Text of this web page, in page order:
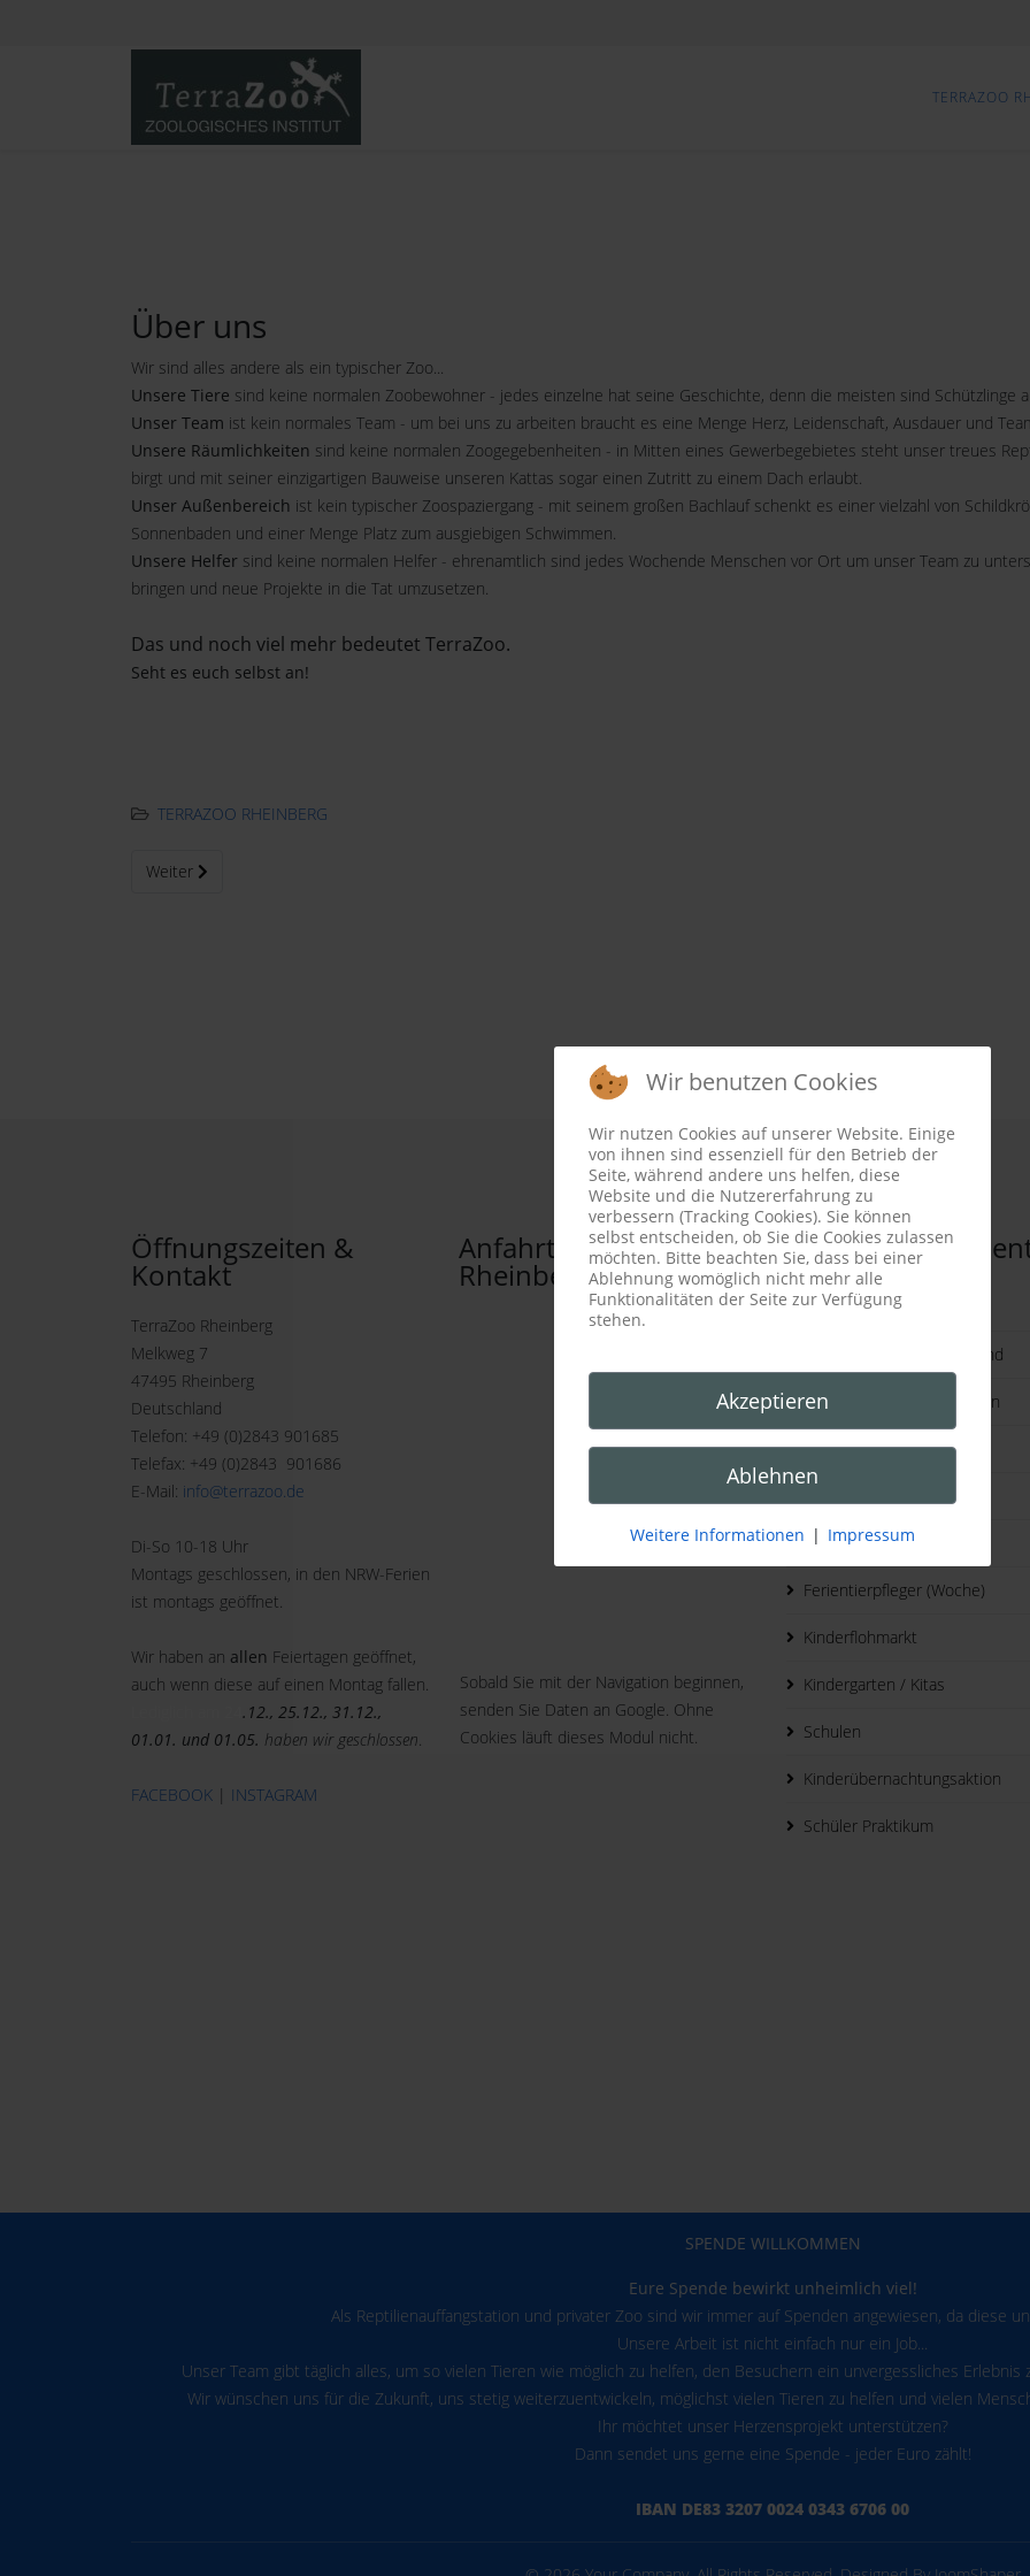
TERRAZOO
Über uns
Wir sind alles andere als ein typischer Zoo...
Unsere Tiere sind keine normalen Zoobewohner - jedes einzelne hat seine Geschichte, denn die meisten sind Schützlinge
Unser Team ist kein normales Team - um bei uns zu arbeiten braucht es eine Menge Herz, Leidenschaft, Ausdauer und
Unsere Räumlichkeiten sind keine normalen Zoogegebenheiten - in Mitten eines Gewerbegebietes steht unser treues
birgt und mit seiner einzigartigen Bauweise unseren Kattas sogar einen Zutritt zu einem Dach erlaubt.
Unser Außenbereich ist kein typischer Zoospaziergang - mit seinem großen Bachlauf schenkt es einer vielzahl von
Sonnenbaden und einer Menge Platz zum ausgiebigen Schwimmen.
Unsere Helfer sind keine normalen Helfer - ehrenamtlich sind jedes Wochende Menschen vor Ort um unser Team zu
bringen und neue Projekte in die Tat umzusetzen.
Das und noch viel mehr bedeutet TerraZoo.
Seht es euch selbst an!
TERRAZOO RHEINBERG
Nächster Beitrag: Unterstützt uns
Weiter
Öffnungszeiten &
Kontakt
TerraZoo Rheinberg
Melkweg 7
47495 Rheinberg
Deutschland
Telefon: +49 (0)2843 901685
Telefax: +49 (0)2843 901686
E-Mail: info@terrazoo.de
Di-So 10-18 Uhr
Montags geschlossen, in den NRW-Ferien
ist montags geöffnet.
Wir haben an allen Feiertagen geöffnet,
auch wenn diese auf einen Montag fallen.
.12., 25.12., 31.12.,
01.01. und 01.05. haben wir geschlossen.
FACEBOOK | INSTAGRAM
Anfahrt TerraZoo
Rheinberg
Sobald Sie mit der Navigation beginnen,
senden Sie Daten an Google. Ohne
Cookies läuft dieses Modul nicht.
Kindergeburtstag
Kindergeburtstag am Abend
Geburtstag fur die Grossen
individueller Abend
Ferientierpfleger (Tag)
Ferientierpfleger (Woche)
Kinderflohmarkt
Kindergarten / Kitas
Schulen
Kinderübernachtungsaktion
Schüler Praktikum
SPENDE WILLKOMMEN
Eure Spende bewirkt unheimlich viel!
Als Reptilienauffangstation und privater Zoo sind wir immer auf Spenden angewiesen, da diese
Unsere Arbeit ist nicht einfach nur ein Job...
Unser Team gibt täglich alles, um so vielen Tieren wie möglich zu helfen, den Besuchern ein unvergessliches
Wir wünschen uns für die Zukunft, uns stetig weiterzuentwickeln, möglichst vielen Tieren zu helfen und vielen
Ihr möchtet unser Herzensprojekt unterstützen?
Dann sendet uns gerne eine Spende - jeder Euro zählt!
IBAN DE83 3207 0024 0343 6706 00
Wir benutzen Cookies
Wir nutzen Cookies auf unserer Website. Einige
von ihnen sind essenziell für den Betrieb der
Seite, während andere uns helfen, diese
Website und die Nutzererfahrung zu
verbessern (Tracking Cookies). Sie können
selbst entscheiden, ob Sie die Cookies zulassen
möchten. Bitte beachten Sie, dass bei einer
Ablehnung womöglich nicht mehr alle
Funktionalitäten der Seite zur Verfügung
stehen.
Akzeptieren
Ablehnen
Weitere Informationen | Impressum